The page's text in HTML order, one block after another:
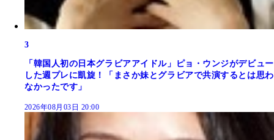
3
「韓国人初の日本グラビアアイドル」ピョ・ウンジがデビュー
した週プレに凱旋！「まさか妹とグラビアで共演するとは思わ
なかったです」
2026年08月03日 20:00